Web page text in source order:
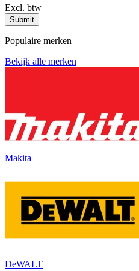
Excl. btw
Submit
Populaire merken
Bekijk alle merken
Makita
DeWALT